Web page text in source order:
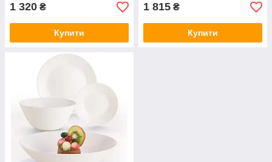
1 320 ₴
Купити
1 815 ₴
Купити